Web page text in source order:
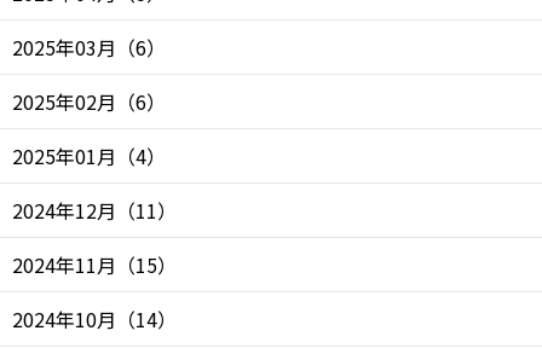
2025年03月 （6）
2025年02月 （6）
2025年01月 （4）
2024年12月 （11）
2024年11月 （15）
2024年10月 （14）